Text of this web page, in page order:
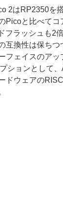
2はRP2350を
Picoと比べてコ
フラッシュも2
互換性は保ちつ
フェイスのアッ
ションとして
ドウェアの